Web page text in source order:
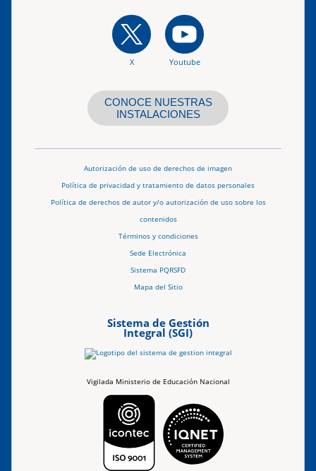
X Youtube
CONOCE NUESTRAS
INSTALACIONES
Autorización de uso de derechos de imagen
Política de privacidad y tratamiento de datos personales
Política de derechos de autor y/o autorización de uso sobre los
contenidos
Términos y condiciones
Sede Electrónica
Sistema PQRSFD
Mapa del Sitio
Sistema de Gestión
Integral (SGI)
Vigilada Ministerio de Educación Nacional